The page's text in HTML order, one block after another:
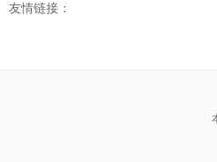
友情链接：